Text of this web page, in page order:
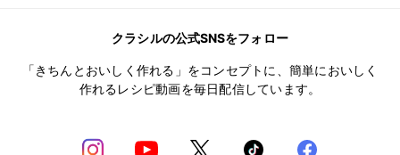
クラシルの公式SNSをフォロー
「きちんとおいしく作れる」をコンセプトに、簡単においしく
作れるレシピ動画を毎日配信しています。